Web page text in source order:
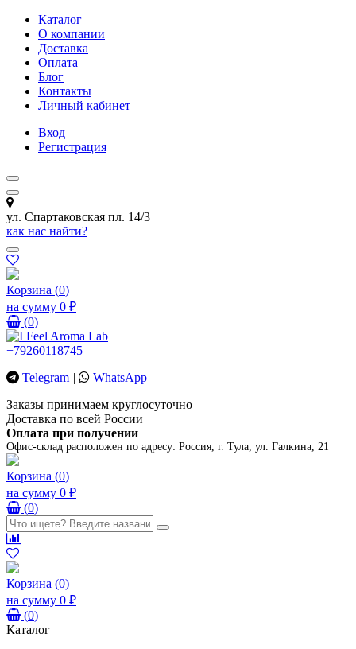
Каталог
О компании
Доставка
Оплата
Блог
Контакты
Личный кабинет
Вход
Регистрация
ул. Спартаковская пл. 14/3
как нас найти?
Корзина (0)
на сумму 0 ₽
(0)
+79260118745
Telegram |
WhatsApp
Заказы принимаем круглосуточно
Доставка по всей России
Оплата при получении
Офис-склад расположен по адресу: Россия, г. Тула, ул. Галкина, 21
Корзина (0)
на сумму 0 ₽
(0)
Корзина (0)
на сумму 0 ₽
(0)
Каталог